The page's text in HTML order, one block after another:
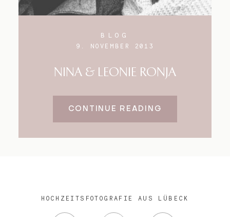
BLOG
9. NOVEMBER 2013
NINA & LEONIE RONJA
CONTINUE READING
HOCHZEITSFOTOGRAFIE AUS LÜBECK